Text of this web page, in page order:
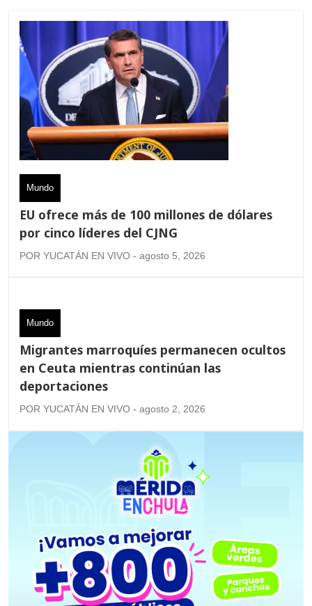
Mundo
EU ofrece más de 100 millones de dólares
por cinco líderes del CJNG
POR YUCATÁN EN VIVO - agosto 5, 2026
Mundo
Migrantes marroquíes permanecen ocultos
en Ceuta mientras continúan las
deportaciones
POR YUCATÁN EN VIVO - agosto 2, 2026